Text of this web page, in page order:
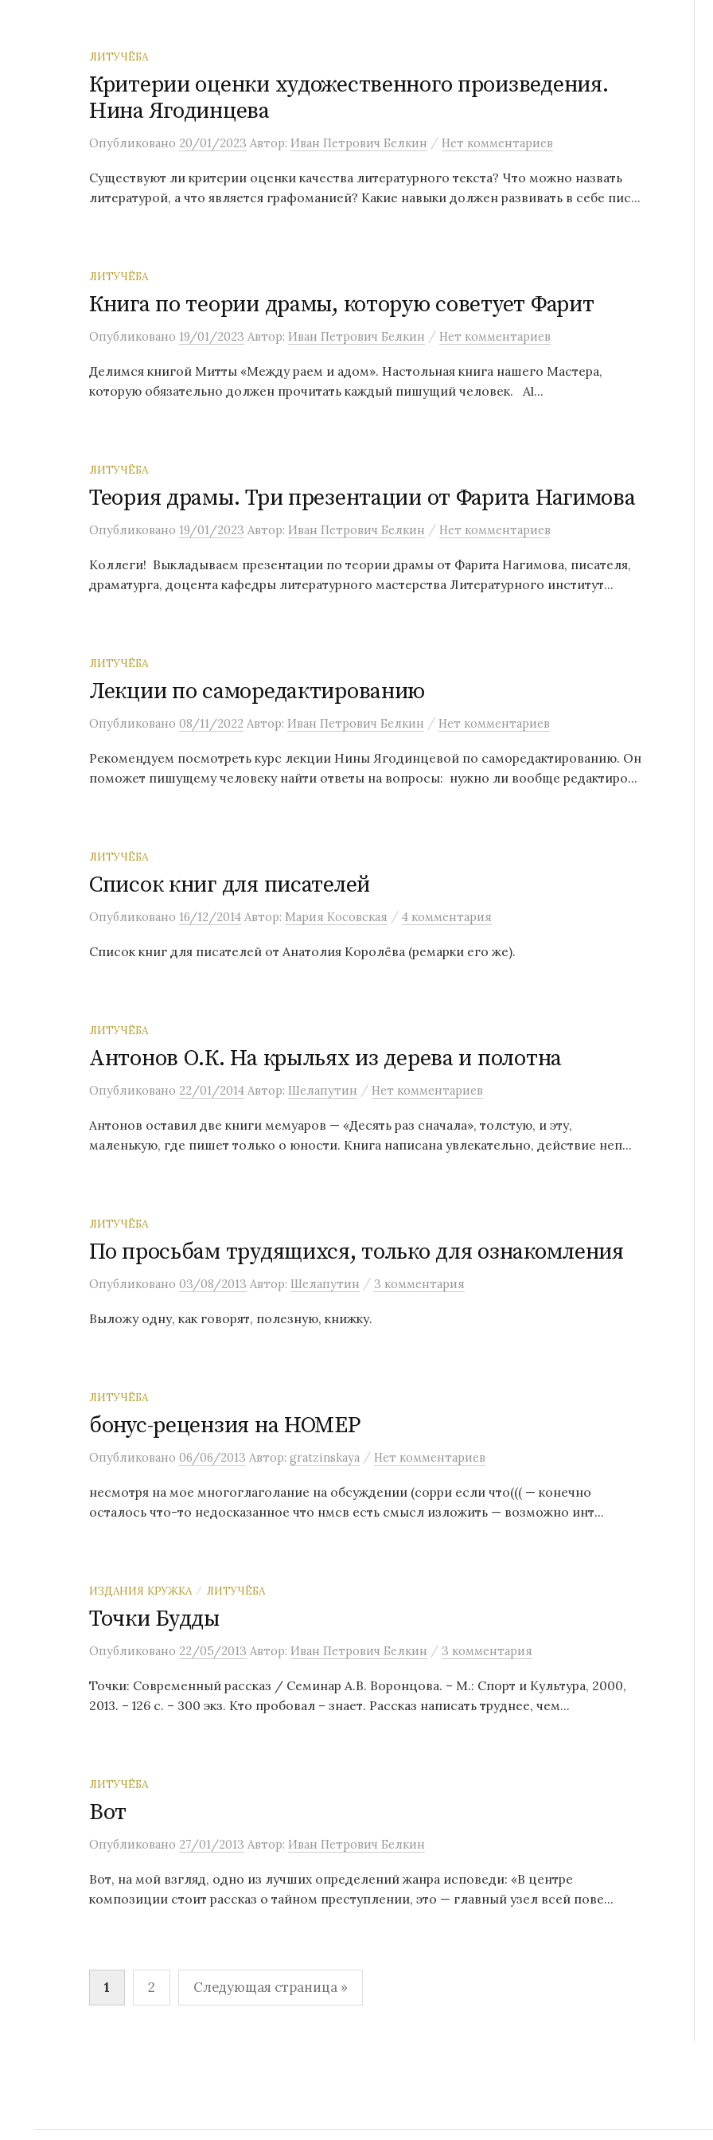
ЛИТУЧЁБА
Критерии оценки художественного произведения.
Нина Ягодинцева
Опубликовано 20/01/2023 Автор: Иван Петрович Белкин / Нет комментариев
Существуют ли критерии оценки качества литературного текста? Что можно назвать
литературой, а что является графоманией? Какие навыки должен развивать в себе пис...
ЛИТУЧЁБА
Книга по теории драмы, которую советует Фарит
Опубликовано 19/01/2023 Автор: Иван Петрович Белкин / Нет комментариев
Делимся книгой Митты «Между раем и адом». Настольная книга нашего Мастера,
которую обязательно должен прочитать каждый пишущий человек. Al...
ЛИТУЧЁБА
Теория драмы. Три презентации от Фарита Нагимова
Опубликовано 19/01/2023 Автор: Иван Петрович Белкин / Нет комментариев
Коллеги! Выкладываем презентации по теории драмы от Фарита Нагимова, писателя,
драматурга, доцента кафедры литературного мастерства Литературного институт...
ЛИТУЧЁБА
Лекции по саморедактированию
Опубликовано 08/11/2022 Автор: Иван Петрович Белкин / Нет комментариев
Рекомендуем посмотреть курс лекции Нины Ягодинцевой по саморедактированию. Он
поможет пишущему человеку найти ответы на вопросы: нужно ли вообще редактиро...
ЛИТУЧЁБА
Список книг для писателей
Опубликовано 16/12/2014 Автор: Мария Косовская / 4 комментария
Список книг для писателей от Анатолия Королёва (ремарки его же).
ЛИТУЧЁБА
Антонов О.К. На крыльях из дерева и полотна
Опубликовано 22/01/2014 Автор: Шелапутин / Нет комментариев
Антонов оставил две книги мемуаров — «Десять раз сначала», толстую, и эту,
маленькую, где пишет только о юности. Книга написана увлекательно, действие неп...
ЛИТУЧЁБА
По просьбам трудящихся, только для ознакомления
Опубликовано 03/08/2013 Автор: Шелапутин / 3 комментария
Выложу одну, как говорят, полезную, книжку.
ЛИТУЧЁБА
бонус-рецензия на НОМЕР
Опубликовано 06/06/2013 Автор: gratzinskaya / Нет комментариев
несмотря на мое многоглаголание на обсуждении (сорри если что((( — конечно
осталось что-то недосказанное что нмсв есть смысл изложить — возможно инт...
ИЗДАНИЯ КРУЖКА / ЛИТУЧЁБА
Точки Будды
Опубликовано 22/05/2013 Автор: Иван Петрович Белкин / 3 комментария
Точки: Современный рассказ / Семинар А.В. Воронцова. – М.: Спорт и Культура, 2000,
2013. – 126 с. – 300 экз. Кто пробовал – знает. Рассказ написать труднее, чем...
ЛИТУЧЁБА
Вот
Опубликовано 27/01/2013 Автор: Иван Петрович Белкин
Вот, на мой взгляд, одно из лучших определений жанра исповеди: «В центре
композиции стоит рассказ о тайном преступлении, это — главный узел всей пове...
и
1 2 Следующая страница »